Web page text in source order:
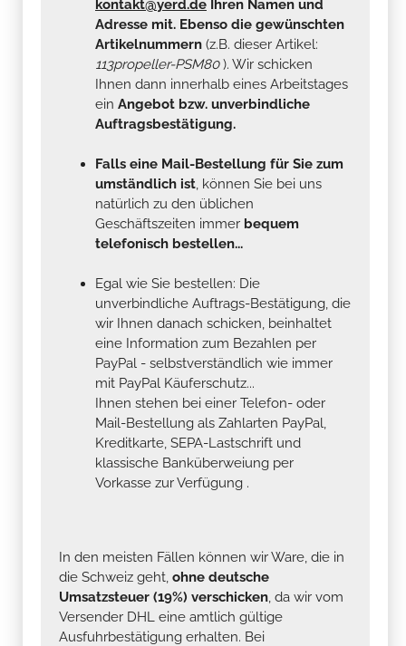
kontakt@yerd.de Ihren Namen und
Adresse mit. Ebenso die gewünschten
Artikelnummern (z.B. dieser Artikel:
113propeller-PSM80). Wir schicken
Ihnen dann innerhalb eines Arbeitstages
ein Angebot bzw. unverbindliche
Auftragsbestätigung.
Falls eine Mail-Bestellung für Sie zum
umständlich ist, können Sie bei uns
natürlich zu den üblichen
Geschäftszeiten immer bequem
telefonisch bestellen...
Egal wie Sie bestellen: Die
unverbindliche Auftrags-Bestätigung, die
wir Ihnen danach schicken, beinhaltet
eine Information zum Bezahlen per
PayPal - selbstverständlich wie immer
mit PayPal Käuferschutz...
Ihnen stehen bei einer Telefon- oder
Mail-Bestellung als Zahlarten PayPal,
Kreditkarte, SEPA-Lastschrift und
klassische Banküberweiung per
Vorkasse zur Verfügung .
In den meisten Fällen können wir Ware, die in
die Schweiz geht, ohne deutsche
Umsatzsteuer (19%) verschicken, da wir vom
Versender DHL eine amtlich gültige
Ausfuhrbestätigung erhalten. Bei